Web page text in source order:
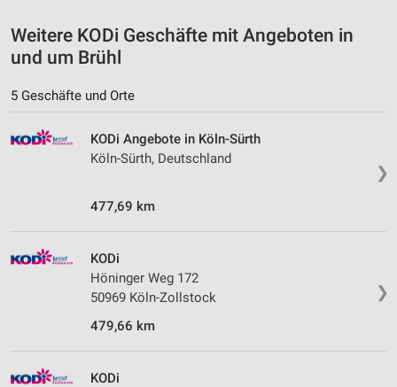
Weitere KODi Geschäfte mit Angeboten in
und um Brühl
5 Geschäfte und Orte
❯
KODi Angebote in Köln-Sürth
Köln-Sürth, Deutschland
477,69 km
❯
KODi
Höninger Weg 172
50969 Köln-Zollstock
479,66 km
KODi